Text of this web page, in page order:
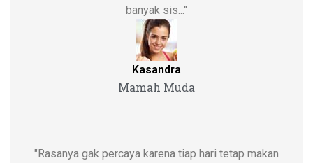
banyak sis..."
Kasandra
Mamah Muda
"Rasanya gak percaya karena tiap hari tetap makan